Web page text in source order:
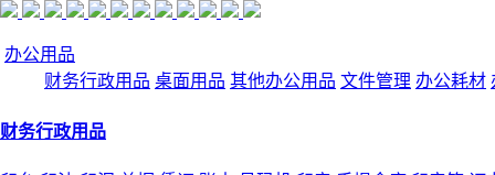
办公用品
财务行政用品 桌面用品 其他办公用品 文件管理 办公耗材
财务行政用品